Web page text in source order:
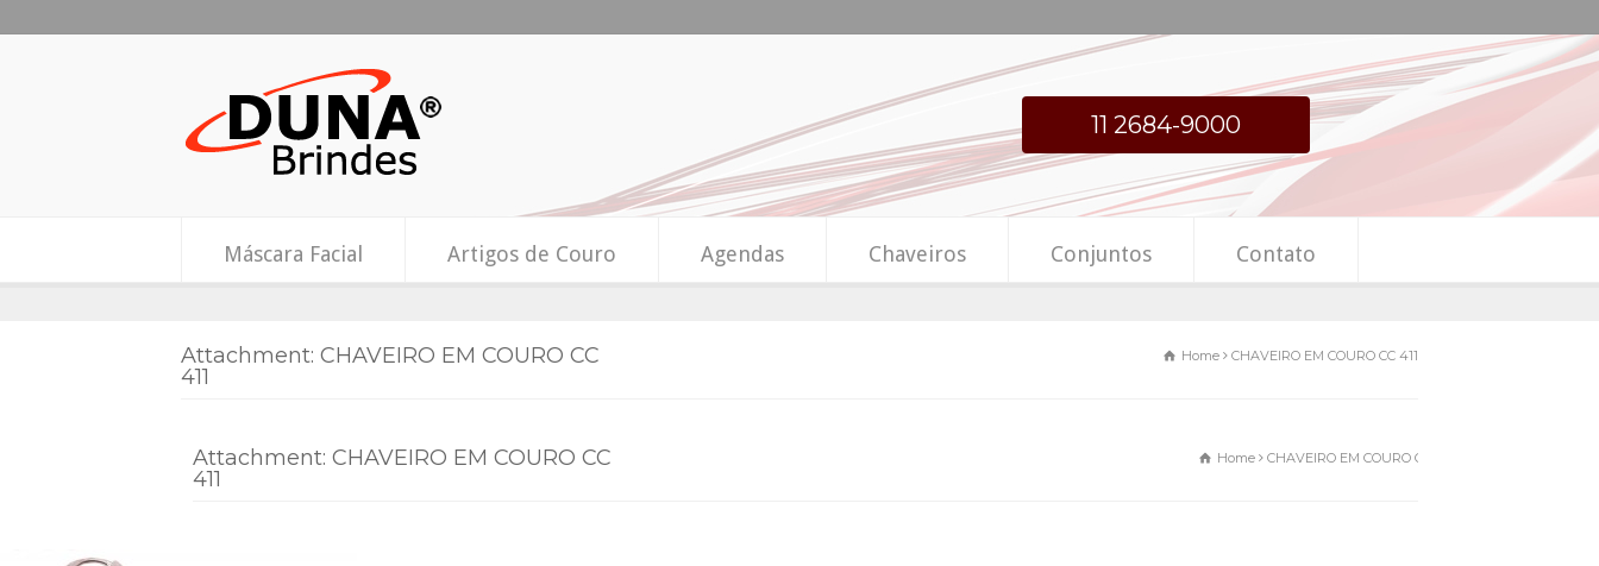
11 2684-9000
Máscara Facial Artigos de Couro Agendas Chaveiros Conjuntos Contato
Attachment: CHAVEIRO EM COURO CC
411
Home CHAVEIRO EM COURO CC 411
Attachment: CHAVEIRO EM COURO CC
411
Home CHAVEIRO EM COURO CC 411